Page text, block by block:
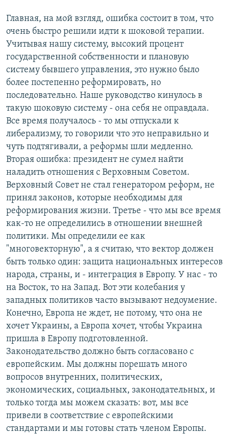
Главная, на мой взгляд, ошибка состоит в том, что
очень быстро решили идти к шоковой терапии.
Учитывая нашу систему, высокий процент
государственной собственности и плановую
систему бывшего управления, это нужно было
более постепенно реформировать, но
последовательно. Наше руководство кинулось в
такую шоковую систему - она себя не оправдала.
Все время получалось - то мы отпускали к
либерализму, то говорили что это неправильно и
чуть подтягивали, а реформы шли медленно.
Вторая ошибка: президент не сумел найти
наладить отношения с Верховным Советом.
Верховный Совет не стал генератором реформ, не
принял законов, которые необходимы для
реформирования жизни. Третье - что мы все время
как-то не определились в отношении внешней
политики. Мы определили ее как
"многовекторную", а я считаю, что вектор должен
быть только один: защита национальных интересов
народа, страны, и - интеграция в Европу. У нас - то
на Восток, то на Запад. Вот эти колебания у
западных политиков часто вызывают недоумение.
Конечно, Европа не ждет, не потому, что она не
хочет Украины, а Европа хочет, чтобы Украина
пришла в Европу подготовленной.
Законодательство должно быть согласовано с
европейским. Мы должны порешать много
вопросов внутренних, политических,
экономических, социальных, законодательных, и
только тогда мы можем сказать: вот, мы все
привели в соответствие с европейскими
стандартами и мы готовы стать членом Европы.